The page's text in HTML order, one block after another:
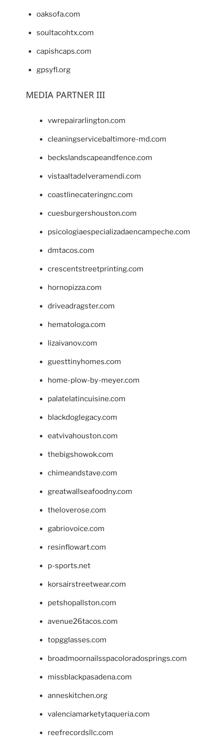
oaksofa.com
soultacohtx.com
capishcaps.com
gpsyfl.org
MEDIA PARTNER III
vwrepairarlington.com
cleaningservicebaltimore-md.com
beckslandscapeandfence.com
vistaaltadelveramendi.com
coastlinecateringnc.com
cuesburgershouston.com
psicologiaespecializadaencampeche.com
dmtacos.com
crescentstreetprinting.com
hornopizza.com
driveadragster.com
hematologa.com
lizaivanov.com
guesttinyhomes.com
home-plow-by-meyer.com
palatelatincuisine.com
blackdoglegacy.com
eatvivahouston.com
thebigshowok.com
chimeandstave.com
greatwallseafoodny.com
theloverose.com
gabriovoice.com
resinflowart.com
p-sports.net
korsairstreetwear.com
petshopallston.com
avenue26tacos.com
topgglasses.com
broadmoornailsspacoloradosprings.com
missblackpasadena.com
anneskitchen.org
valenciamarketytaqueria.com
reefrecordsllc.com